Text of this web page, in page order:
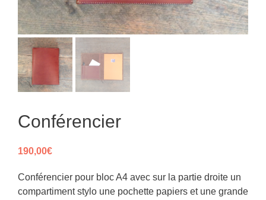
Conférencier
190,00€
Conférencier pour bloc A4 avec sur la partie droite un
compartiment stylo une pochette papiers et une grande